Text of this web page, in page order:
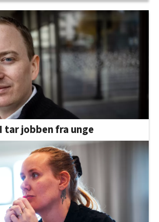
tar jobben fra unge